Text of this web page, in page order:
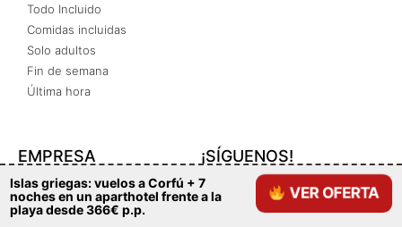
Islas griegas: vuelos a Corfú + 7
noches en un aparthotel frente a la
playa desde 366€ p.p.
VER OFERTA
Todo Incluido
Comidas incluidas
Solo adultos
Fin de semana
Última hora
EMPRESA
Nosotros
Contacto
¡SÍGUENOS!